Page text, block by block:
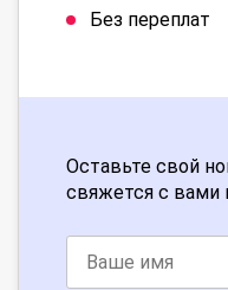
Без переплат
Оставьте свой
свяжется с